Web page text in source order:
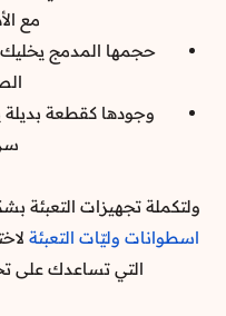
مع
حجمها المدمج
وجودها كقطعة
ولتكملة تجهيزات التعبئة
اسطوانات وليّات التعبئة
التي تساعدك على